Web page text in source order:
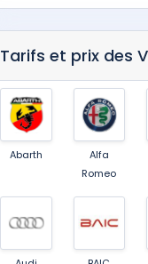
Tarifs et prix des
Abarth
Alfa
Romeo